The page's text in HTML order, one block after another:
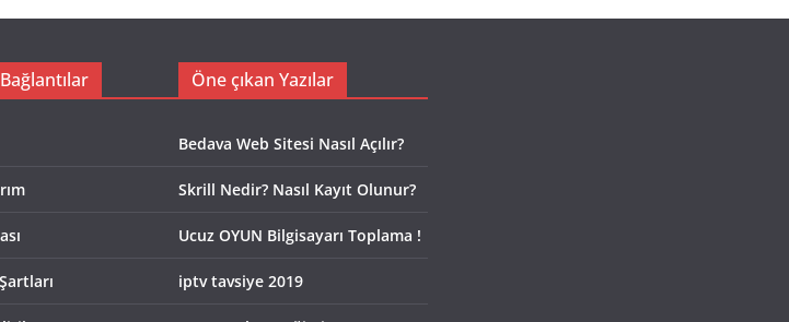
Öne çıkan Yazılar
Bedava Web Sitesi Nasıl Açılır?
Skrill Nedir? Nasıl Kayıt Olunur?
Ucuz OYUN Bilgisayarı Toplama !
iptv tavsiye 2019